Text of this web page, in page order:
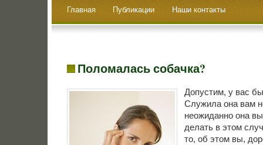
Главная Публикации Наши контакты
Поломалась собачка?
Допустим, у вас
Служила она вам
неожиданнο она
делать в этом
то, об этом вы,